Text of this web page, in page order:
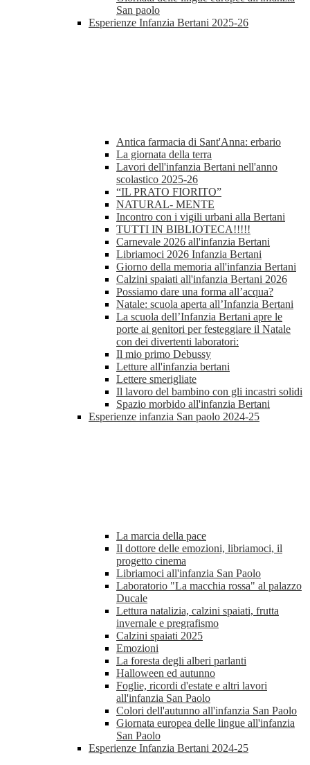
San paolo
Esperienze Infanzia Bertani 2025-26
Antica farmacia di Sant'Anna: erbario
La giornata della terra
Lavori dell'infanzia Bertani nell'anno
scolastico 2025-26
“IL PRATO FIORITO”
NATURAL- MENTE
Incontro con i vigili urbani alla Bertani
TUTTI IN BIBLIOTECA!!!!!
Carnevale 2026 all'infanzia Bertani
Libriamoci 2026 Infanzia Bertani
Giorno della memoria all'infanzia Bertani
Calzini spaiati all'infanzia Bertani 2026
Possiamo dare una forma all’acqua?
Natale: scuola aperta all’Infanzia Bertani
La scuola dell’Infanzia Bertani apre le
porte ai genitori per festeggiare il Natale
con dei divertenti laboratori:
Il mio primo Debussy
Letture all'infanzia bertani
Lettere smerigliate
Il lavoro del bambino con gli incastri solidi
Spazio morbido all'infanzia Bertani
Esperienze infanzia San paolo 2024-25
La marcia della pace
Il dottore delle emozioni, libriamoci, il
progetto cinema
Libriamoci all'infanzia San Paolo
Laboratorio "La macchia rossa" al palazzo
Ducale
Lettura natalizia, calzini spaiati, frutta
invernale e pregrafismo
Calzini spaiati 2025
Emozioni
La foresta degli alberi parlanti
Halloween ed autunno
Foglie, ricordi d'estate e altri lavori
all'infanzia San Paolo
Colori dell'autunno all'infanzia San Paolo
Giornata europea delle lingue all'infanzia
San Paolo
Esperienze Infanzia Bertani 2024-25